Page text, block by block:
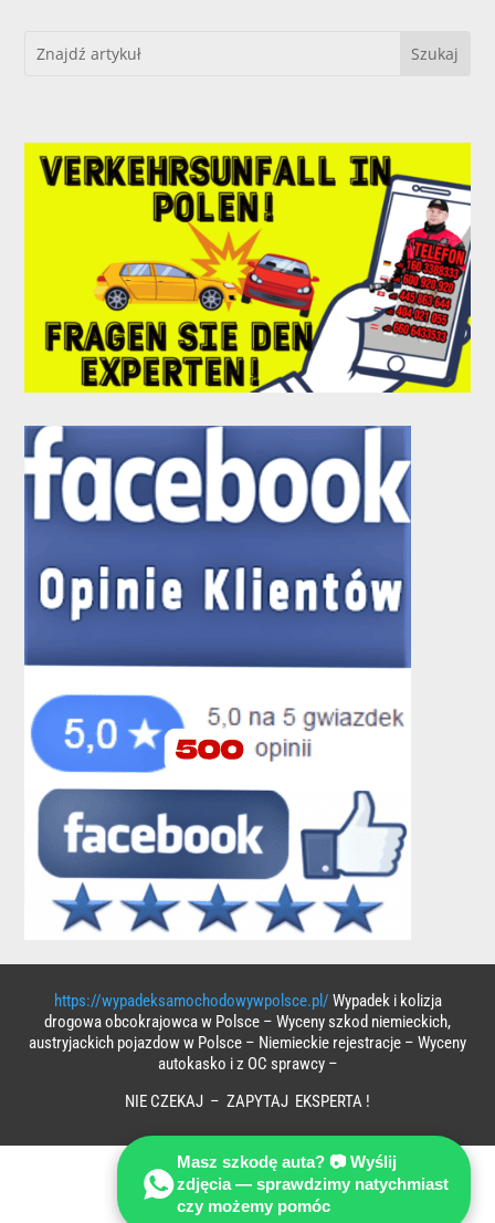
https://wypadeksamochodowywpolsce.pl/ Wypadek i kolizja
drogowa obcokrajowca w Polsce – Wyceny szkod niemieckich,
austryjackich pojazdow w Polsce – Niemieckie rejestracje – Wyceny
autokasko i z OC sprawcy –
NIE CZEKAJ – ZAPYTAJ EKSPERTA !
Masz szkodę auta? 📷 Wyślij
zdjęcia — sprawdzimy natychmiast
czy możemy pomóc